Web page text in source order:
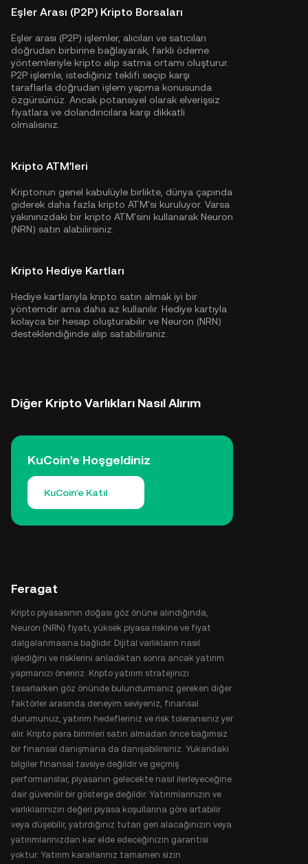
Eşler Arası (P2P) Kripto Borsaları
Eşler arası (P2P) işlemler, alıcıları ve satıcıları
doğrudan birbirine bağlayarak, farklı ödeme
yöntemleriyle kripto alıp satma ortamı oluşturur.
P2P işlemle, istediğiniz teklifi seçip karşı
taraflarla doğrudan işlem yapma konusunda
özgürsünüz. Ancak potansiyel olarak elverişsiz
fiyatlara ve dolandırıcılara karşı dikkatli
olmalısınız.
Kripto ATM'leri
Kriptonun genel kabulüyle birlikte, dünya çapında
giderek daha fazla kripto ATM'si kuruluyor. Varsa
yakınınızdaki bir kripto ATM'sini kullanarak Neuron
(NRN) satın alabilirsiniz.
Kripto Hediye Kartları
Hediye kartlarıyla kripto satın almak iyi bir
yöntemdir ama daha az kullanılır. Hediye kartıyla
kolayca bir hesap oluşturabilir ve Neuron (NRN)
desteklendiğinde alıp satabilirsiniz.
Diğer Kripto Varlıkları Nasıl Alırım
KuCoin'e Hoşgeldiniz
KuCoin'e Katıl
Feragat
Kripto piyasasının doğası göz önüne alındığında,
Neuron (NRN) fiyatı, yüksek piyasa riskine ve fiyat
dalgalanmasına bağlıdır. Dijital varlıkların nasıl
işlediğini ve risklerini anladıktan sonra ancak yatırım
yapmanızı öneririz. Kripto yatırım stratejinizi
tasarlarken göz önünde bulundurmanız gereken diğer
faktörler arasında deneyim seviyeniz, finansal
durumunuz, yatırım hedefleriniz ve risk toleransınız yer
alır. Kripto para birimleri satın almadan önce bağımsız
bir finansal danışmana da danışabilirsiniz. Yukarıdaki
bilgiler finansal tavsiye değildir ve geçmiş
performanslar, piyasanın gelecekte nasıl ilerleyeceğine
dair güvenilir bir gösterge değildir. Yatırımlarınızın ve
varlıklarınızın değeri piyasa koşullarına göre artabilir
veya düşebilir, yatırdığınız tutarı geri alacağınızın veya
yatırımlarınızdan kar elde edeceğinizin garantisi
yoktur. Yatırım kararlarınız tamamen sizin